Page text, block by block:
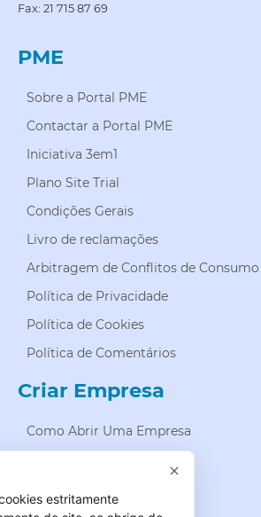
Fax: 21 715 87 69
PME
Sobre a Portal PME
Contactar a Portal PME
Iniciativa 3em1
Plano Site Trial
Condições Gerais
Livro de reclamações
Arbitragem de Conflitos de Consumo
Política de Privacidade
Política de Cookies
Política de Comentários
Criar Empresa
Como Abrir Uma Empresa
estritamente